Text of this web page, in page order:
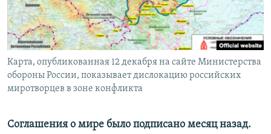
СОЦИАЛЬНЫЕ СЕТИ
Все сайты РСЕ/РС
Карта, опубликованная 12 декабря на сайте Министерства
обороны России, показывает дислокацию российских
миротворцев в зоне конфликта
Соглашения о мире было подписано месяц назад.